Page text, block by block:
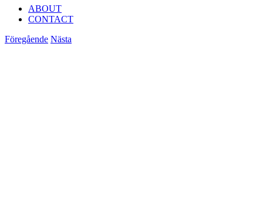
ABOUT
CONTACT
Föregående Nästa